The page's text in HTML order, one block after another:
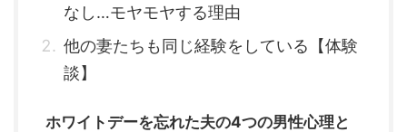
なし…モヤモヤする理由
他の妻たちも同じ経験をしている【体験
談】
ホワイトデーを忘れた夫の4つの男性心理と